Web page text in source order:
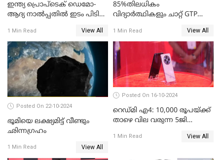
ഇന്ത്യ പ്രൊപ്ടെക് ഡെമോ-
ആദ്യ നാല്‍പ്പതില്‍ ഇടം പിടിച്ച്
തിത്തിത്താര
1 Min Read View All
85%തിലധികം
വിദ്യാര്‍ത്ഥികളും ചാറ്റ് GTP
ഉപയോഗിക്കുന്നതായി
റിപ്പോര്‍ട്ട്
1 Min Read View All
Posted On 22-10-2024
ഭൂമിയെ ലക്ഷ്യമിട്ട് വീണ്ടും
ഛിന്നഗ്രഹം
1 Min Read View All
Posted On 16-10-2024
റെഡ്മി എ4: 10,000 രൂപയ്ക്ക്
താഴെ വില വരുന്ന 5ജി
1 Min Read View All